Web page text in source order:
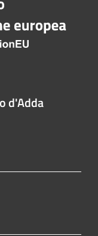
d'Adda